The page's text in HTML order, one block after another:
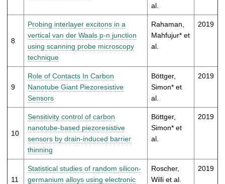
al.
8
Probing interlayer excitons in a
vertical van der Waals p-n junction
using scanning probe microscopy
technique
Rahaman,
Mahfujur* et
al.
2019
9
Role of Contacts In Carbon
Nanotube Giant Piezoresistive
Sensors
Böttger,
Simon* et
al.
2019
10
Sensitivity control of carbon
nanotube-based piezoresistive
sensors by drain-induced barrier
thinning
Böttger,
Simon* et
al.
2019
11
Statistical studies of random silicon-
germanium alloys using electronic
Roscher,
Willi et al.
2019